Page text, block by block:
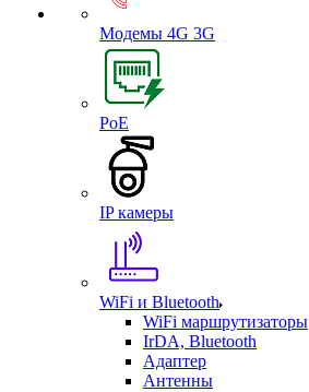
Модемы 4G 3G
PoE
IP камеры
WiFi и Bluetooth
WiFi маршрутизаторы
IrDA, Bluetooth
Адаптер
Антенны